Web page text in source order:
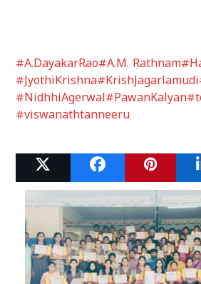
#A.DayakarRao#A.M. Rathnam
#JyothiKrishna#KrishJagarlamudi
#NidhhiAgerwal#PawanKalyan
#viswanathtanneeru
Related Posts